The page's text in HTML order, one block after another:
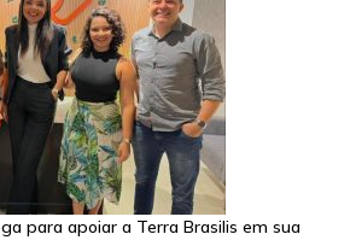
para apoiar a Terra Brasilis em sua